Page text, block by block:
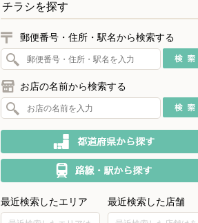
チラシを探す
郵便番号・住所・駅名から検索する
お店の名前から検索する
最近検索したエリア 最近検索した店舗